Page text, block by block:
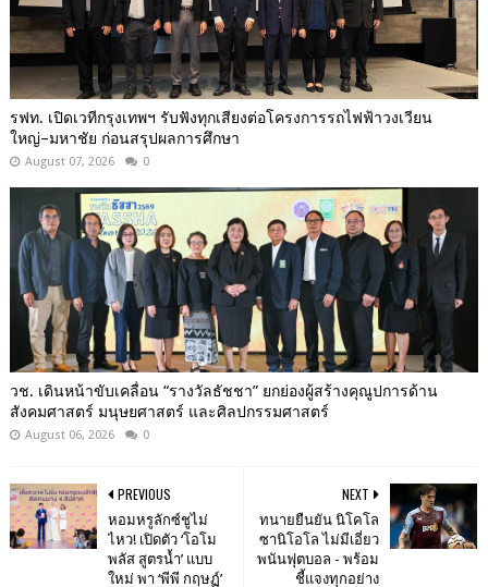
รฟท. เปิดเวทีกรุงเทพฯ รับฟังทุกเสียงต่อโครงการรถไฟฟ้าวงเวียน
ใหญ่–มหาชัย ก่อนสรุปผลการศึกษา
August 07, 2026 0
วช. เดินหน้าขับเคลื่อน “รางวัลธัชชา” ยกย่องผู้สร้างคุณูปการด้าน
สังคมศาสตร์ มนุษยศาสตร์ และศิลปกรรมศาสตร์
August 06, 2026 0
NEXT
ทนายยืนยัน นิโคโล
ซานิโอโล ไม่มีเอี่ยว
พนันฟุตบอล - พร้อม
ชี้แจงทุกอย่าง
PREVIOUS
หอมหรูลักซ์ชูไม่
ไหว! เปิดตัว ‘โอโม
พลัส สูตรน้ำ’ แบบ
ใหม่ พา ‘พีพี กฤษฏ์’